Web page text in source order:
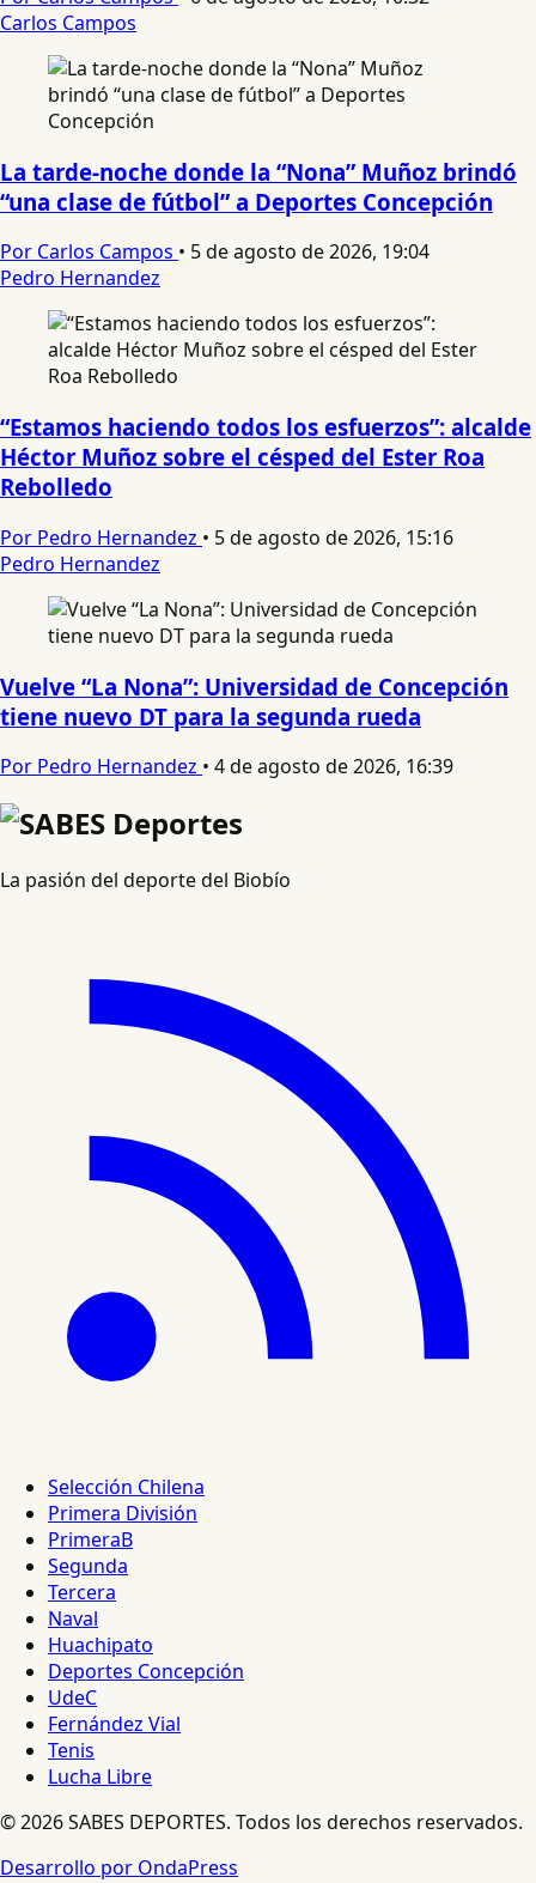
Carlos Campos
La tarde-noche donde la “Nona” Muñoz brindó
“una clase de fútbol” a Deportes Concepción
Por Carlos Campos • 5 de agosto de 2026, 19:04
Pedro Hernandez
“Estamos haciendo todos los esfuerzos”: alcalde
Héctor Muñoz sobre el césped del Ester Roa
Rebolledo
Por Pedro Hernandez • 5 de agosto de 2026, 15:16
Pedro Hernandez
Vuelve “La Nona”: Universidad de Concepción
tiene nuevo DT para la segunda rueda
Por Pedro Hernandez • 4 de agosto de 2026, 16:39
La pasión del deporte del Biobío
Selección Chilena
Primera División
PrimeraB
Segunda
Tercera
Naval
Huachipato
Deportes Concepción
UdeC
Fernández Vial
Tenis
Lucha Libre
© 2026 SABES DEPORTES. Todos los derechos reservados.
Desarrollo por OndaPress